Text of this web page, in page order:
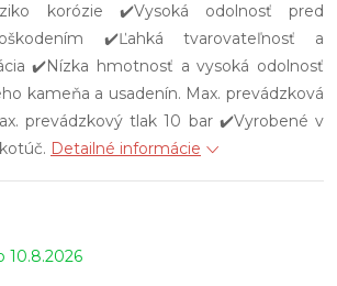
korózie ✔️Vysoká odolnosť pred
✔️Ľahká tvarovateľnosť a
✔️Nízka hmotnosť a vysoká odolnosť
kameňa a usadenín. Max. prevádzková
prevádzkový tlak 10 bar ✔️Vyrobené v
Detailné informácie
10.8.2026